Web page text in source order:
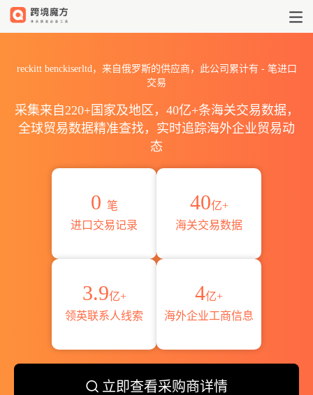
reckitt benckiserltd，来自俄罗斯的供应商，此公司累计有 -笔进口
交易
采集来自220+国家及地区，40亿+条海关交易数据，
全球贸易数据精准查找，实时追踪海外企业贸易动
态
0 笔
进口交易记录
40亿+
海关交易数据
3.9亿+
领英联系人线索
4亿+
海外企业工商信息
立即查看采购商详情